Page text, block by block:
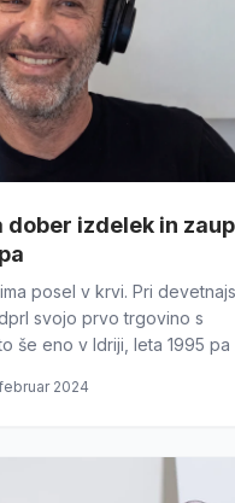
dober izdelek in
posel v krvi. Pri
svojo prvo trgovino s
še eno v Idriji, leta 1995 pa
zrasla na 130 ljudi.
2024